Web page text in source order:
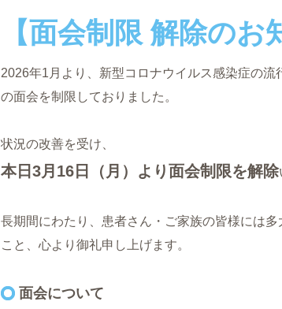
【面会制限 解除のお
2026年1月より、新型コロナウイルス感染症の
の面会を制限しておりました。
状況の改善を受け、
本日3月16日（月）より面会制限を解除
長期間にわたり、患者さん・ご家族の皆様には
こと、心より御礼申し上げます。
面会について